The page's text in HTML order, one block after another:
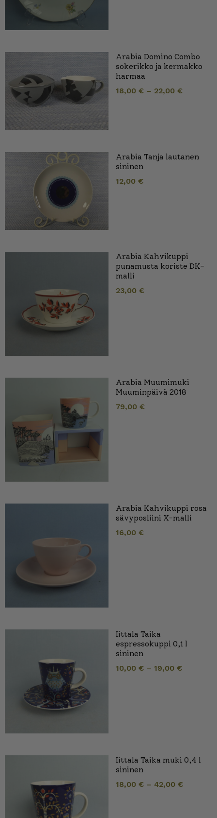
Arabia Domino Combo
sokerikko ja kermakko
harmaa
18,00 € – 22,00 €
Arabia Tanja lautanen
sininen
12,00 €
Arabia Kahvikuppi
punamusta koriste DK-
malli
23,00 €
Arabia Muumimuki
Muuminpäivä 2018
79,00 €
Arabia Kahvikuppi rosa
sävyposliini X-malli
16,00 €
Iittala Taika
espressokuppi 0,1 l
sininen
10,00 € – 19,00 €
Iittala Taika muki 0,4 l
sininen
18,00 € – 42,00 €